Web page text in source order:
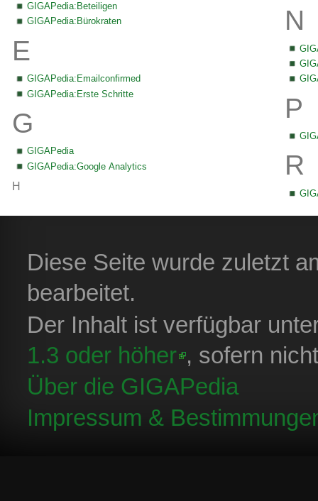
GIGAPedia:Beteiligen
GIGAPedia:Bürokraten
E
GIGAPedia:Emailconfirmed
GIGAPedia:Erste Schritte
G
GIGAPedia
GIGAPedia:Google Analytics
H
N
P
R
Diese Seite wurde zuletzt
bearbeitet.
Der Inhalt ist verfügbar
1.3 oder höher , sofern
Über die GIGAPedia
Impressum &